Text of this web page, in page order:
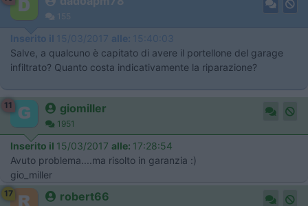
155
Inserito il 15/03/2017 alle: 15:40:03
Salve, a qualcuno è capitato di avere il portellone del garage
infiltrato? Quanto costa indicativamente la riparazione?
11 giomiller
1951
Inserito il 15/03/2017 alle: 17:28:54
Avuto problema....ma risolto in garanzia :)
gio_miller
17 robert66